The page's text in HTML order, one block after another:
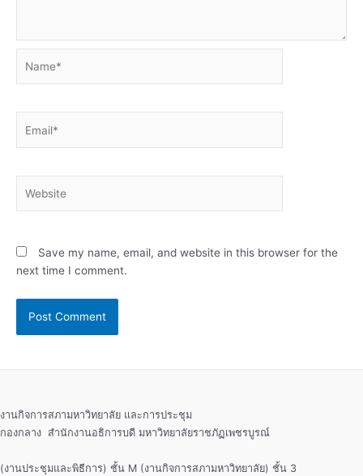
Save my name, email, and website in this browser for the
next time I comment.
งานกิจการสภามหาวิทยาลัย และการประชุม
กองกลาง สำนักงานอธิการบดี มหาวิทยาลัยราชภัฏเพชรบูรณ์
(งานประชุมและพิธีการ) ชั้น M (งานกิจการสภามหาวิทยาลัย) ชั้น 3